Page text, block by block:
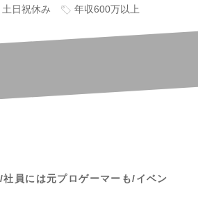
土日祝休み 年収600万以上
員には元プロゲーマーも/イベン